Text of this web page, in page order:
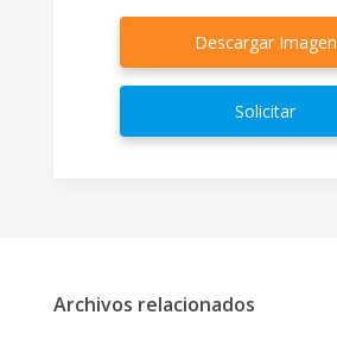
Descargar Imagen
Solicitar
Archivos relacionados